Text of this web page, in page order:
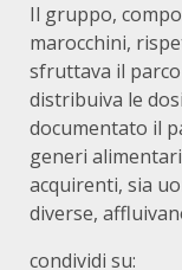
Il gruppo,
marocchini,
sfruttava il
distribuiva le
documentato il
generi
acquirenti, sia
diverse,
condividi su: